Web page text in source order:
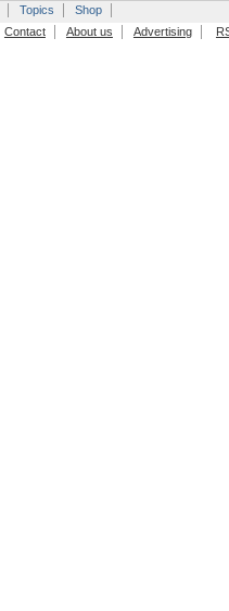
Topics
Shop
Contact About us Advertising